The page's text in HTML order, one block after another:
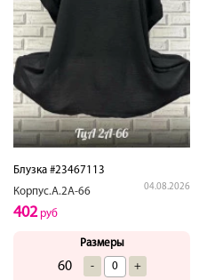
Блузка #23467113
Корпус.А.2А-66
04.08.2026
402руб
Размеры
60 - +